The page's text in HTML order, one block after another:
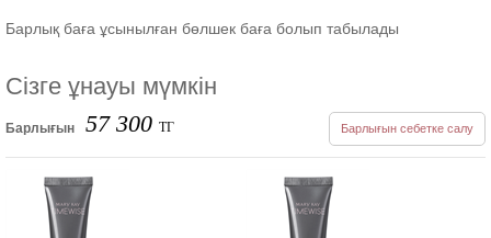
Барлық баға ұсынылған бөлшек баға болып табылады
Сізге ұнауы мүмкін
Барлығын 57 300 ТГ Барлығын себетке салу